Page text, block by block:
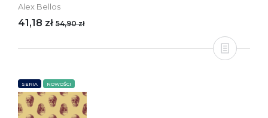
Alex Bellos
41,18 zł 54,90 zł
SERIA NOWOŚCI